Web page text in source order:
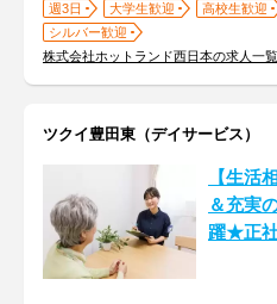
週3日 大学生歓迎 高校生歓迎
シルバー歓迎
株式会社ホットランド西日本の求人一
ツクイ豊田東（デイサービス）
【生活
＆充実
躍★正